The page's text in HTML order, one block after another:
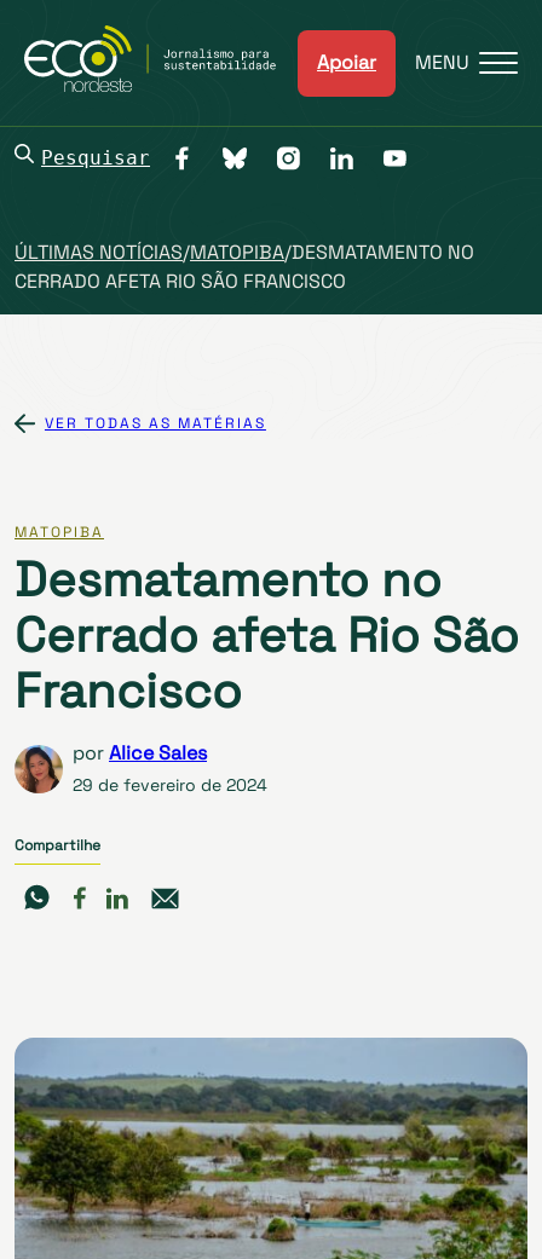
Apoiar MENU
Pesquisar
ÚLTIMAS NOTÍCIAS/MATOPIBA/DESMATAMENTO NO
CERRADO AFETA RIO SÃO FRANCISCO
VER TODAS AS MATÉRIAS
MATOPIBA
Desmatamento no
Cerrado afeta Rio São
Francisco
porAlice Sales
29 de fevereiro de 2024
Compartilhe